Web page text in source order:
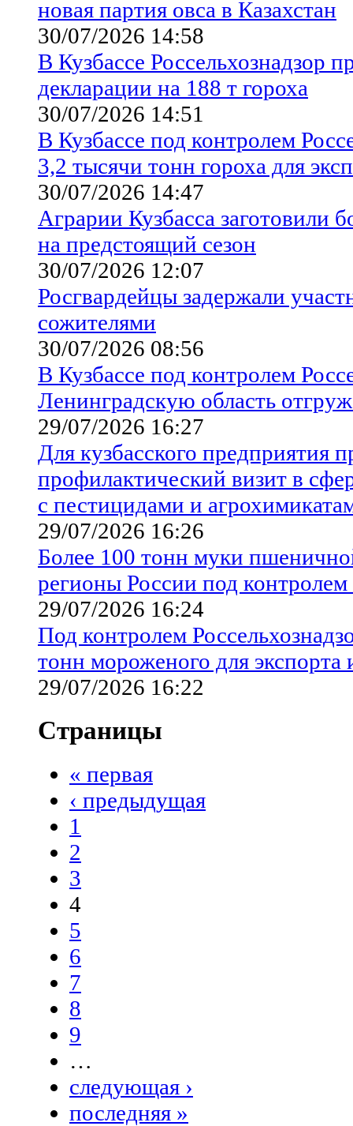
новая партия овса в Казахстан
30/07/2026 14:58
В Кузбассе Россельхознадзор
декларации на 188 т гороха
30/07/2026 14:51
В Кузбассе под контролем
3,2 тысячи тонн гороха для
30/07/2026 14:47
Аграрии Кузбасса заготовили
на предстоящий сезон
30/07/2026 12:07
Росгвардейцы задержали
сожителями
30/07/2026 08:56
В Кузбассе под контролем
Ленинградскую область
29/07/2026 16:27
Для кузбасского предприятия
профилактический визит в
с пестицидами и
29/07/2026 16:26
Более 100 тонн муки
регионы России под контролем
29/07/2026 16:24
Под контролем
тонн мороженого для
29/07/2026 16:22
Страницы
« первая
‹ предыдущая
1
2
3
4
5
6
7
8
9
…
следующая ›
последняя »